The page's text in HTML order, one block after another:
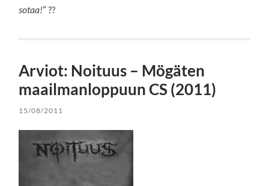
sotaa!” ??
Arviot: Noituus – Mögäten
maailmanloppuun CS (2011)
15/08/2011